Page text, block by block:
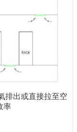
排出或直接拉至空
率